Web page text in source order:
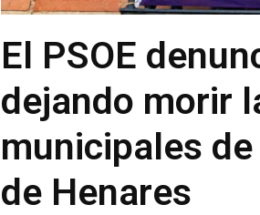
El PSOE
dejando morir
municipales
de Henares